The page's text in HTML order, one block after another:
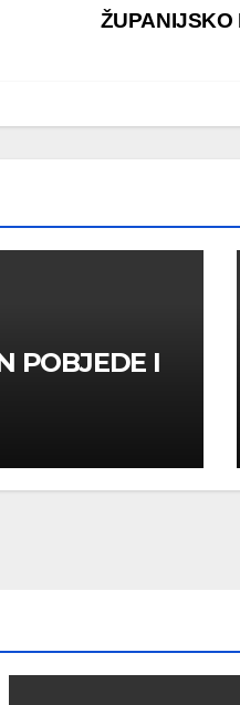
POBJEDE I
SVETOJ